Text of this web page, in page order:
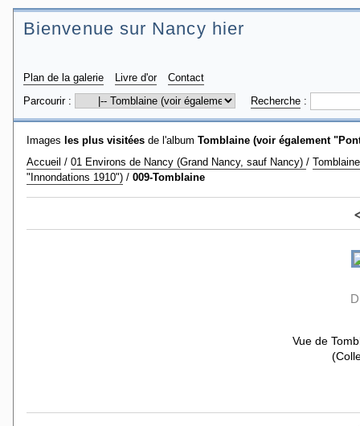
Bienvenue sur Nancy hier
Plan de la galerie Livre d'or
Contact
Parcourir :
Recherche :
Images les plus visitées de l'album Tomblaine (voir également
Accueil / 01 Environs de Nancy (Grand Nancy, sauf Nancy) /
"Innondations 1910") / 009-Tomblaine
Vue de